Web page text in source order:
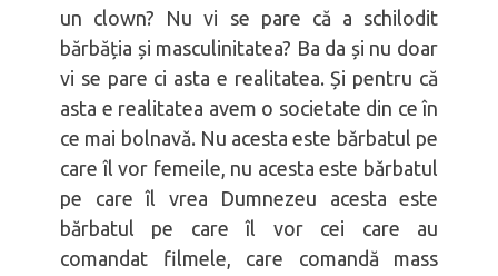
un clown? Nu vi se pare că a schilodit
bărbăția și masculinitatea? Ba da și nu doar
vi se pare ci asta e realitatea. Și pentru că
asta e realitatea avem o societate din ce în
ce mai bolnavă. Nu acesta este bărbatul pe
care îl vor femeile, nu acesta este bărbatul
pe care îl vrea Dumnezeu acesta este
bărbatul pe care îl vor cei care au
comandat filmele, care comandă mass